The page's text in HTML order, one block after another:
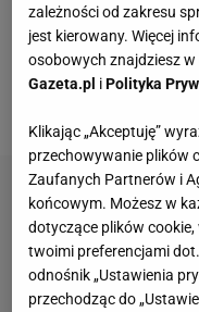
rozmarynu,
leczniczymi i
zależności od zakresu
jest kierowany. Więcej
osobowych znajdziesz
Gazeta.pl iPolityka
Klikając „Akceptuję”
przechowywanie plików
Zaufanych Partnerów i
końcowym. Możesz w
dotyczące plików
twoimi preferencjami
odnośnik „Ustawienia
przechodząc do